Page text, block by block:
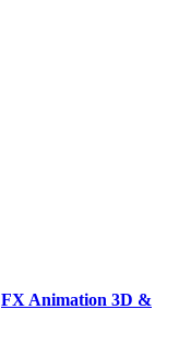
FX Animation 3D &